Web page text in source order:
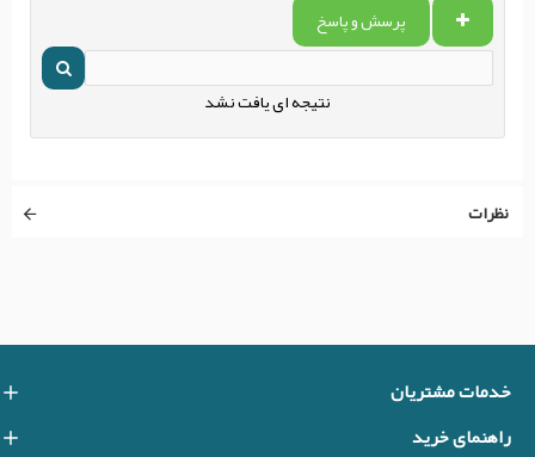
پرسش و پاسخ
نتیجه ای یافت نشد
نظرات
خدمات مشتریان
راهنمای خرید